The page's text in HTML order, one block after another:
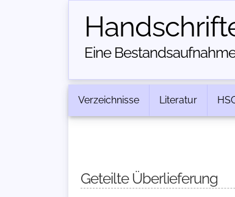
Eine
Verzeichnisse Literatur
Geteilte Überlieferung